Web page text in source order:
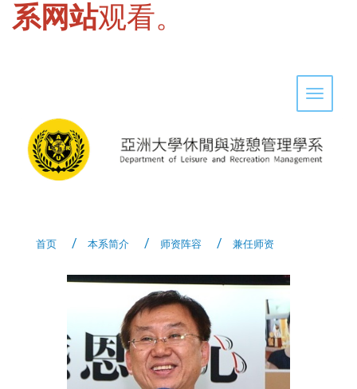
系网站观看。
Toggle
首页 本系简介 师资阵容 兼任师资